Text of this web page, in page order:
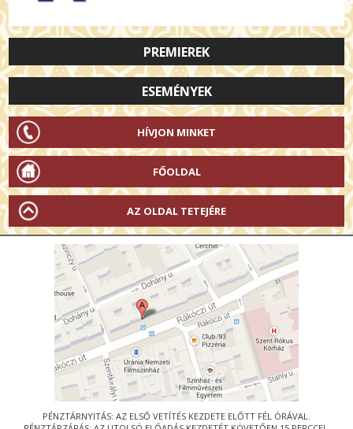
PREMIEREK
ESEMÉNYEK
HÍVJON MINKET
FŐOLDAL
AZ OLDAL TETEJÉRE
PÉNZTÁRNYITÁS: AZ ELSŐ VETÍTÉS KEZDETE ELŐTT FÉL ÓRÁVAL.